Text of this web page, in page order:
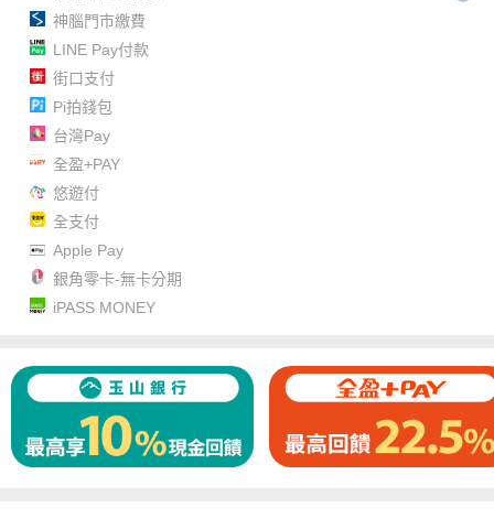
神腦門市繳費
LINE Pay付款
街口支付
Pi拍錢包
台灣Pay
全盈+PAY
悠遊付
全支付
Apple Pay
銀角零卡-無卡分期
iPASS MONEY